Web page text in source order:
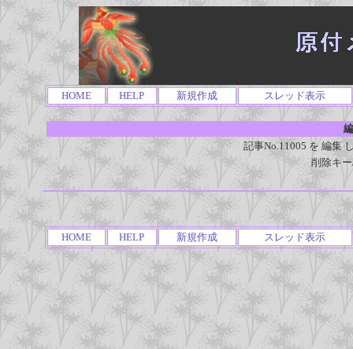
HOME HELP 新規作成 スレッド表示
記事No.11005 を 編集
削除キ
HOME HELP 新規作成 スレッド表示